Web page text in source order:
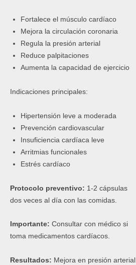
Fortalece el músculo cardíaco
Mejora la circulación coronaria
Regula la presión arterial
Reduce palpitaciones
Aumenta la capacidad de ejercicio
Indicaciones principales:
Hipertensión leve a moderada
Prevención cardiovascular
Insuficiencia cardíaca leve
Arritmias funcionales
Estrés cardíaco
Protocolo preventivo: 1-2 cápsulas
dos veces al día con las comidas.
Importante: Consultar con médico si
toma medicamentos cardíacos.
Resultados: Mejora en presión arterial